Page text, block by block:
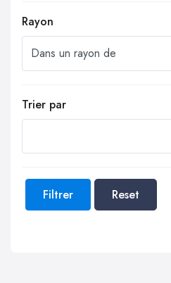
Rayon
Trier par
Filtrer Reset